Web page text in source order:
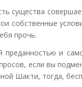
существа
собственные
прочь.
преданностью и
если вы
Шакти, тогда,